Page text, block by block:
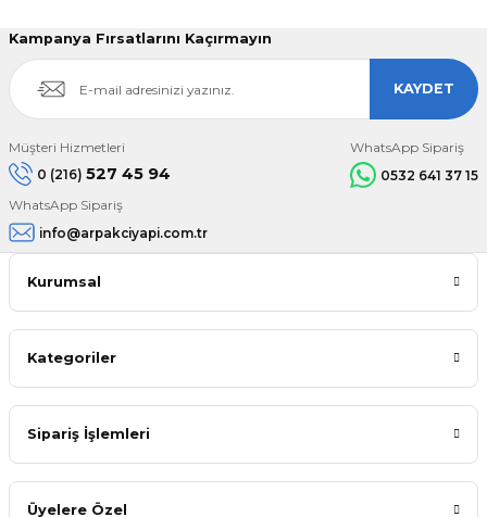
Kampanya Fırsatlarını Kaçırmayın
KAYDET
Müşteri Hizmetleri
0 (216) 527 45 94
WhatsApp Sipariş
0532 641 37 15
WhatsApp Sipariş
info@arpakciyapi.com.tr
Kurumsal
Kategoriler
Sipariş İşlemleri
Üyelere Özel